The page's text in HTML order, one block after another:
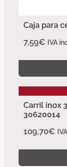
Caja para
7,59€ IVA
Carril inox
30620014
109,70€